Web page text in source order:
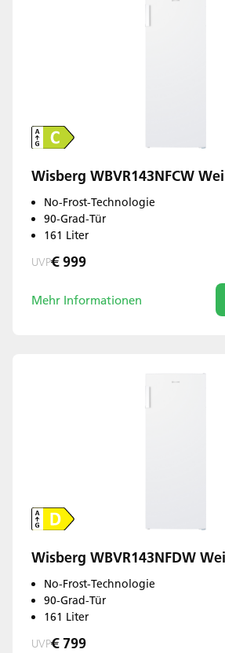
Wisberg WBVR143NFCW
No-Frost-Technologie
90-Grad-Tür
161 Liter
UVP€ 999
Mehr Informationen
Wisberg WBVR143NFDW
No-Frost-Technologie
90-Grad-Tür
161 Liter
UVP€ 799